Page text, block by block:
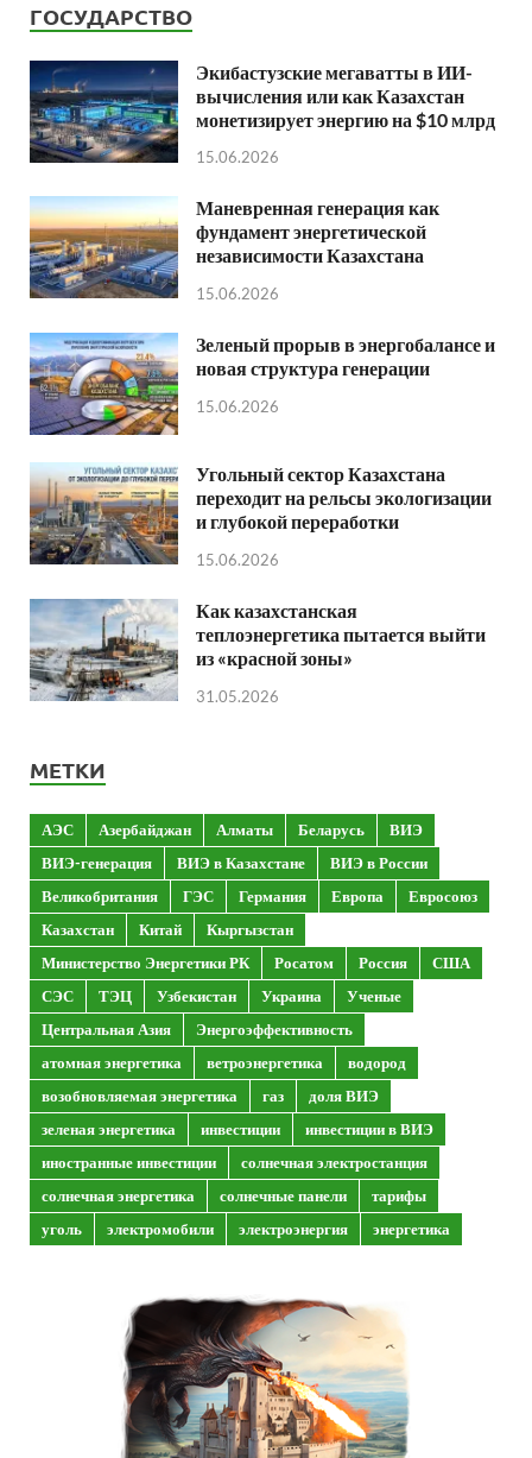
ГОСУДАРСТВО
Экибастузские мегаватты в ИИ-
вычисления или как Казахстан
монетизирует энергию на $10 млрд
15.06.2026
Маневренная генерация как
фундамент энергетической
независимости Казахстана
15.06.2026
Зеленый прорыв в энергобалансе и
новая структура генерации
15.06.2026
Угольный сектор Казахстана
переходит на рельсы экологизации
и глубокой переработки
15.06.2026
Как казахстанская
теплоэнергетика пытается выйти
из «красной зоны»
31.05.2026
МЕТКИ
АЭС Азербайджан Алматы Беларусь
ВИЭ
ВИЭ-генерация
ВИЭ в Казахстане
ВИЭ в России
Великобритания
ГЭС Германия Европа
Евросоюз
Казахстан
Китай
Кыргызстан
Министерство Энергетики РК
Росатом Россия
США
СЭС
ТЭЦ Узбекистан Украина
Ученые
Центральная Азия
Энергоэффективность
атомная энергетика
ветроэнергетика
водород
возобновляемая энергетика
газ
доля ВИЭ
зеленая энергетика
инвестиции
инвестиции в ВИЭ
иностранные инвестиции
солнечная электростанция
солнечная энергетика
солнечные панели
тарифы
уголь
электромобили электроэнергия энергетика